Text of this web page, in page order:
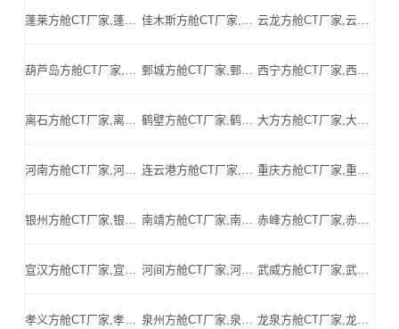
蓬莱方舱CT厂家,蓬莱方舱式CT,蓬莱CT方舱,蓬莱方舱CT,蓬莱医用CT方舱,蓬莱移动方舱CT-蓬莱医用CT方舱公司 佳木斯方舱CT厂家,佳木斯方舱式CT,佳木斯CT方舱,佳木斯方舱CT,佳木斯医用CT方舱,佳木斯移动方舱CT-佳木斯医用CT方舱公司 云龙方舱CT厂家,云龙方舱式CT,云龙CT方舱,云龙方舱CT,云龙医用CT方舱,云龙移动方舱CT-云龙医用CT方舱公司
葫芦岛方舱CT厂家,葫芦岛方舱式CT,葫芦岛CT方舱,葫芦岛方舱CT,葫芦岛医用CT方舱,葫芦岛移动方舱CT-葫芦岛医用CT方舱公司 鄄城方舱CT厂家,鄄城方舱式CT,鄄城CT方舱,鄄城方舱CT,鄄城医用CT方舱,鄄城移动方舱CT-鄄城医用CT方舱公司 西宁方舱CT厂家,西宁方舱式CT,西宁CT方舱,西宁方舱CT,西宁医用CT方舱,西宁移动方舱CT-西宁医用CT方舱公司
离石方舱CT厂家,离石方舱式CT,离石CT方舱,离石方舱CT,离石医用CT方舱,离石移动方舱CT-离石医用CT方舱公司 鹤壁方舱CT厂家,鹤壁方舱式CT,鹤壁CT方舱,鹤壁方舱CT,鹤壁医用CT方舱,鹤壁移动方舱CT-鹤壁医用CT方舱公司 大方方舱CT厂家,大方方舱式CT,大方CT方舱,大方方舱CT,大方医用CT方舱,大方移动方舱CT-大方医用CT方舱公司
河南方舱CT厂家,河南方舱式CT,河南CT方舱,河南方舱CT,河南医用CT方舱,河南移动方舱CT-河南医用CT方舱公司 连云港方舱CT厂家,连云港方舱式CT,连云港CT方舱,连云港方舱CT,连云港医用CT方舱,连云港移动方舱CT-连云港医用CT方舱公司 重庆方舱CT厂家,重庆方舱式CT,重庆CT方舱,重庆方舱CT,重庆医用CT方舱,重庆移动方舱CT-重庆医用CT方舱公司
银州方舱CT厂家,银州方舱式CT,银州CT方舱,银州方舱CT,银州医用CT方舱,银州移动方舱CT-银州医用CT方舱公司 南靖方舱CT厂家,南靖方舱式CT,南靖CT方舱,南靖方舱CT,南靖医用CT方舱,南靖移动方舱CT-南靖医用CT方舱公司 赤峰方舱CT厂家,赤峰方舱式CT,赤峰CT方舱,赤峰方舱CT,赤峰医用CT方舱,赤峰移动方舱CT-赤峰医用CT方舱公司
宣汉方舱CT厂家,宣汉方舱式CT,宣汉CT方舱,宣汉方舱CT,宣汉医用CT方舱,宣汉移动方舱CT-宣汉医用CT方舱公司 河间方舱CT厂家,河间方舱式CT,河间CT方舱,河间方舱CT,河间医用CT方舱,河间移动方舱CT-河间医用CT方舱公司 武威方舱CT厂家,武威方舱式CT,武威CT方舱,武威方舱CT,武威医用CT方舱,武威移动方舱CT-武威医用CT方舱公司
孝义方舱CT厂家,孝义方舱式CT,孝义CT方舱,孝义方舱CT,孝义医用CT方舱,孝义移动方舱CT-孝义医用CT方舱公司 泉州方舱CT厂家,泉州方舱式CT,泉州CT方舱,泉州方舱CT,泉州医用CT方舱,泉州移动方舱CT-泉州医用CT方舱公司 龙泉方舱CT厂家,龙泉方舱式CT,龙泉CT方舱,龙泉方舱CT,龙泉医用CT方舱,龙泉移动方舱CT-龙泉医用CT方舱公司